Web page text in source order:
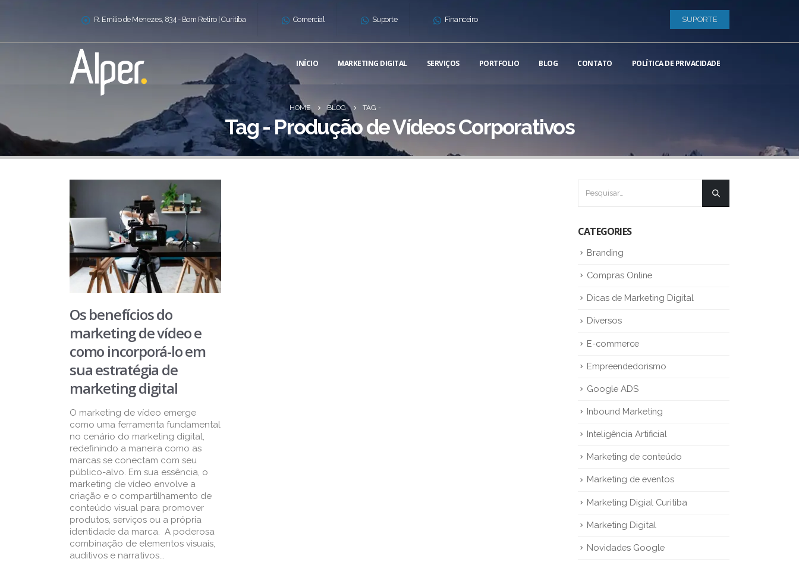
R. Emílio de Menezes, 834 - Bom Retiro | Curitiba Comercial Suporte Financeiro SUPORTE
INÍCIO MARKETING DIGITAL SERVIÇOS PORTFOLIO BLOG CONTATO POLÍTICA DE PRIVACIDADE
HOME BLOG TAG -
Tag - Produção de Vídeos Corporativos
Os benefícios do
marketing de vídeo e
como incorporá-lo em
sua estratégia de
marketing digital
O marketing de vídeo emerge
como uma ferramenta fundamental
no cenário do marketing digital,
redefinindo a maneira como as
marcas se conectam com seu
público-alvo. Em sua essência, o
marketing de vídeo envolve a
criação e o compartilhamento de
conteúdo visual para promover
produtos, serviços ou a própria
identidade da marca. A poderosa
combinação de elementos visuais,
auditivos e narrativos...
CATEGORIES
Branding
Compras Online
Dicas de Marketing Digital
Diversos
E-commerce
Empreendedorismo
Google ADS
Inbound Marketing
Inteligência Artificial
Marketing de conteúdo
Marketing de eventos
Marketing Digial Curitiba
Marketing Digital
Novidades Google